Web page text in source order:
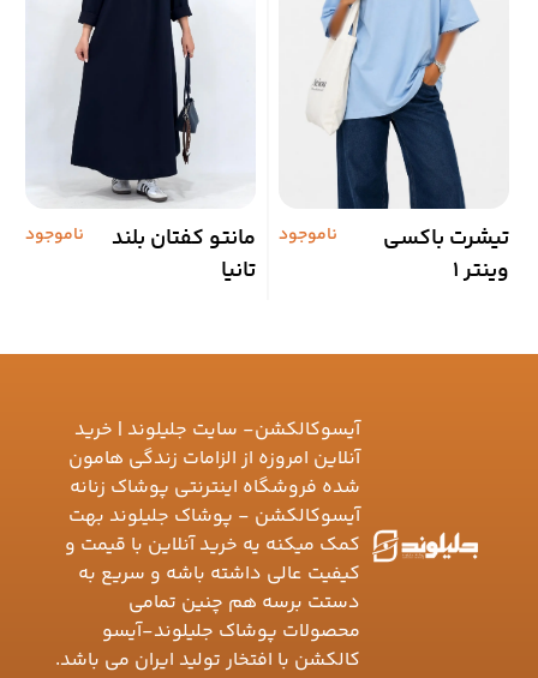
تیشرت باکسی
وینتر 1
ناموجود
مانتو کفتان بلند
تانیا
ناموجود
آیسوکالکشن- سایت جلیلوند | خرید
آنلاین امروزه از الزامات زندگی هامون
شده فروشگاه اینترنتی پوشاک زنانه
آیسوکالکشن - پوشاک جلیلوند بهت
کمک میکنه یه خرید آنلاین با قیمت و
کیفیت عالی داشته باشه و سریع به
دستت برسه هم چنین تمامی
محصولات پوشاک جلیلوند-آیسو
کالکشن با افتخار تولید ایران می باشد.